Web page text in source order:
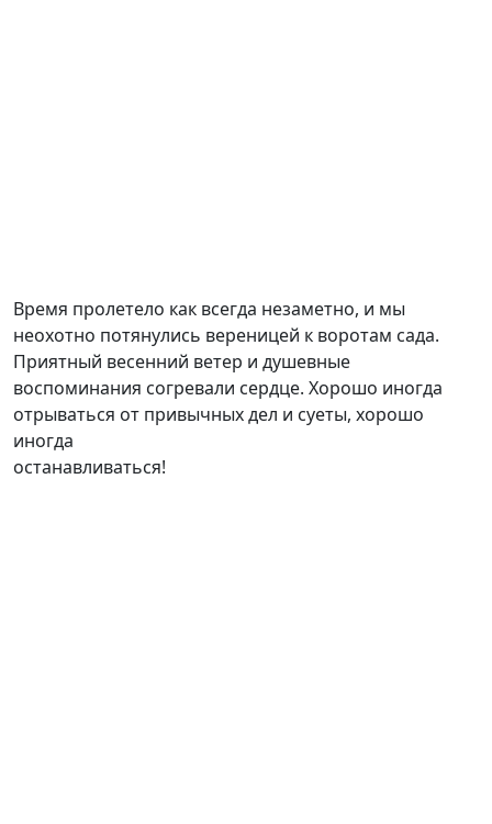
Время пролетело как всегда незаметно, и мы
неохотно потянулись вереницей к воротам сада.
Приятный весенний ветер и душевные
воспоминания согревали сердце. Хорошо иногда
отрываться от привычных дел и суеты, хорошо
иногда
останавливаться!